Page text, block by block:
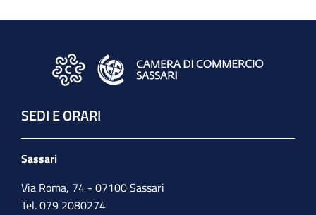
SEDI E ORARI
Sassari
Via Roma, 74 - 07100 Sassari
Tel. 079 2080274